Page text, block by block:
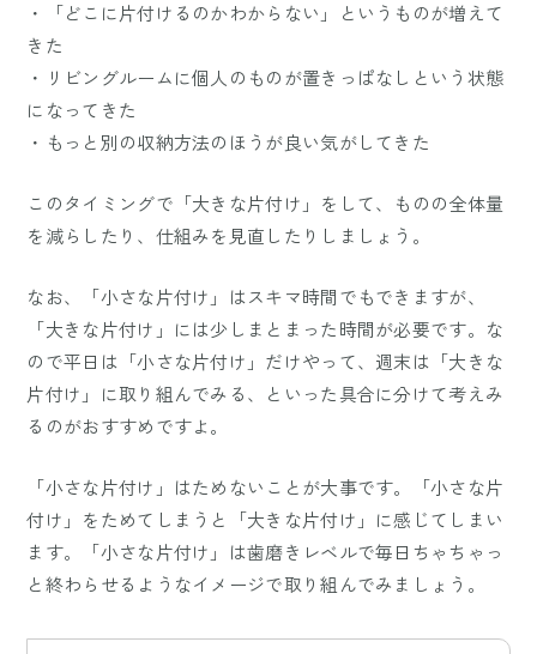
・「どこに片付けるのかわからない」というものが増えて
きた
・リビングルームに個人のものが置きっぱなしという状態
になってきた
・もっと別の収納方法のほうが良い気がしてきた
このタイミングで「大きな片付け」をして、ものの全体量
を減らしたり、仕組みを見直したりしましょう。
なお、「小さな片付け」はスキマ時間でもできますが、
「大きな片付け」には少しまとまった時間が必要です。な
ので平日は「小さな片付け」だけやって、週末は「大きな
片付け」に取り組んでみる、といった具合に分けて考えみ
るのがおすすめですよ。
「小さな片付け」はためないことが大事です。「小さな片
付け」をためてしまうと「大きな片付け」に感じてしまい
ます。「小さな片付け」は歯磨きレベルで毎日ちゃちゃっ
と終わらせるようなイメージで取り組んでみましょう。